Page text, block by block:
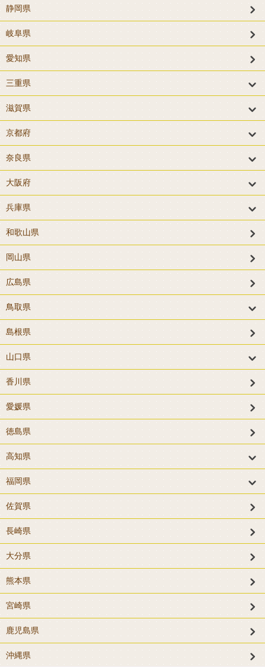
静岡県
岐阜県
愛知県
三重県
滋賀県
京都府
奈良県
大阪府
兵庫県
和歌山県
岡山県
広島県
鳥取県
島根県
山口県
香川県
愛媛県
徳島県
高知県
福岡県
佐賀県
長崎県
大分県
熊本県
宮崎県
鹿児島県
沖縄県